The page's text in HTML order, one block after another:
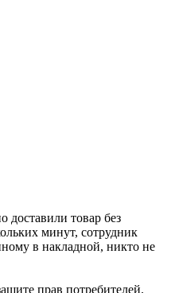
доставили товар без
минут, сотрудник
в накладной, никто не
прав потребителей.